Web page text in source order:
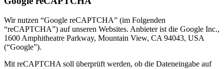
Wir nutzen “Google reCAPTCHA” (im Folgenden
“reCAPTCHA”) auf unseren Websites. Anbieter ist die Google Inc.,
1600 Amphitheatre Parkway, Mountain View, CA 94043, USA
(“Google”).
Mit reCAPTCHA soll überprüft werden, ob die Dateneingabe auf